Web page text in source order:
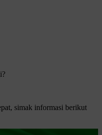
simak informasi berikut